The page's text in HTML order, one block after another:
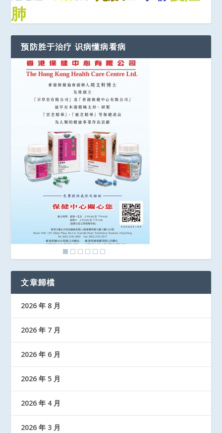
肺
预防胜于治疗 识病懂病看病
文章歸檔
2026 年 8 月
2026 年 7 月
2026 年 6 月
2026 年 5 月
2026 年 4 月
2026 年 3 月